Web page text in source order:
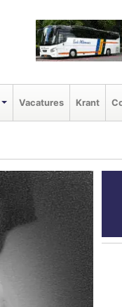
Vacatures Krant